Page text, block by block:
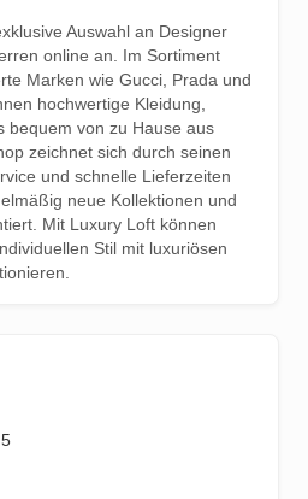
Auswahl an Designer
online an. Im Sortiment
Marken wie Gucci, Prada und
hochwertige Kleidung,
bequem von zu Hause aus
zeichnet sich durch seinen
und schnelle Lieferzeiten
neue Kollektionen und
Mit Luxury Loft können
Stil mit luxuriösen